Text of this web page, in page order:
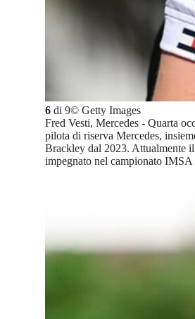
6 di 9© Getty Images
Fred Vesti, Mercedes - Quarta
pilota di riserva Mercedes,
Brackley dal 2023. Attualmente
impegnato nel campionato IMSA